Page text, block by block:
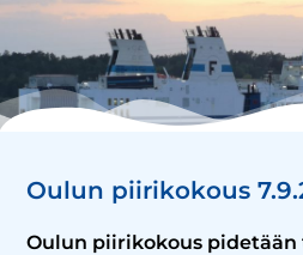
Oulun piirikokous
Oulun piirikokous pidetään